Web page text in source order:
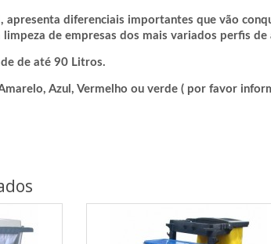
apresenta diferenciais importantes que vão
de empresas dos mais variados perfis de
de até 90 Litros.
Azul, Vermelho ou verde ( por favor